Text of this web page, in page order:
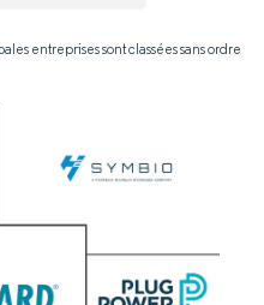
entreprises sont classées sans ordre